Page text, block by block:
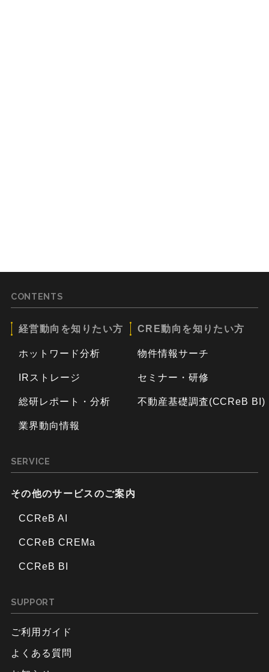
CONTENTS
経営動向を知りたい方
ホットワード分析
IRストレージ
総研レポート・分析
業界動向情報
CRE動向を知りたい方
物件情報サーチ
セミナー・研修
不動産基礎調査(CCReB BI)
SERVICE
その他のサービスのご案内
CCReB AI
CCReB CREMa
CCReB BI
SUPPORT
ご利用ガイド
よくある質問